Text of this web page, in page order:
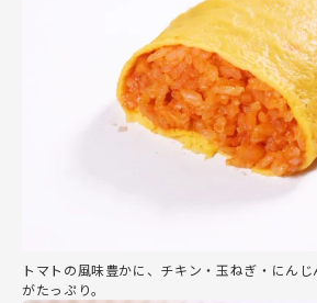
トマトの風味豊かに、チキン・玉ねぎ・にん
がたっぷり。